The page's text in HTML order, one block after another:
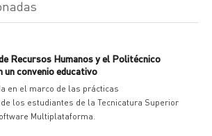
Recursos Humanos y el Politécnico
convenio educativo
en el marco de las prácticas
los estudiantes de la Tecnicatura Superior
Multiplataforma.